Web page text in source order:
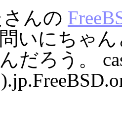
んの
いにちゃ
だろう。